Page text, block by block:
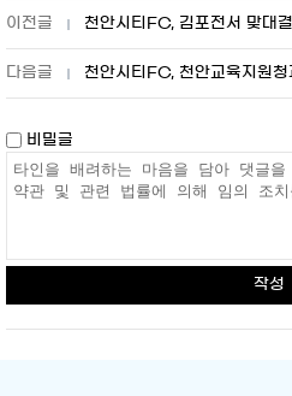
천안시티FC, 김포전서 맞대
비밀글
작성